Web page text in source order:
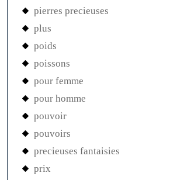
pierres precieuses
plus
poids
poissons
pour femme
pour homme
pouvoir
pouvoirs
precieuses fantaisies
prix